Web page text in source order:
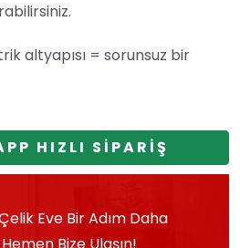
altyapısı = sorunsuz bir
HIZLI SİPARİŞ
Eve Bir Adım Daha